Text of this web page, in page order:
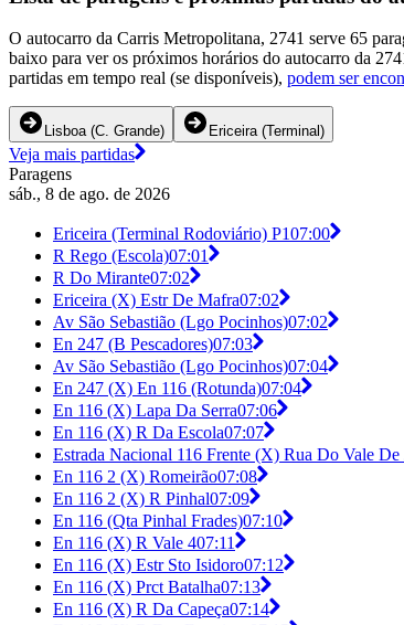
O autocarro da Carris Metropolitana, 2741 serve 65
baixo para ver os próximos horários do autocarro da
partidas em tempo real (se disponíveis), podem ser
Lisboa (C. Grande) Ericeira (Terminal)
Veja mais partidas
Paragens
sáb., 8 de ago. de 2026
Ericeira (Terminal Rodoviário) P107:00
R Rego (Escola)07:01
R Do Mirante07:02
Ericeira (X) Estr De Mafra07:02
Av São Sebastião (Lgo Pocinhos)07:02
En 247 (B Pescadores)07:03
Av São Sebastião (Lgo Pocinhos)07:04
En 247 (X) En 116 (Rotunda)07:04
En 116 (X) Lapa Da Serra07:06
En 116 (X) R Da Escola07:07
Estrada Nacional 116 Frente (X) Rua Do Vale De
En 116 2 (X) Romeirão07:08
En 116 2 (X) R Pinhal07:09
En 116 (Qta Pinhal Frades)07:10
En 116 (X) R Vale 407:11
En 116 (X) Estr Sto Isidoro07:12
En 116 (X) Prct Batalha07:13
En 116 (X) R Da Capeça07:14